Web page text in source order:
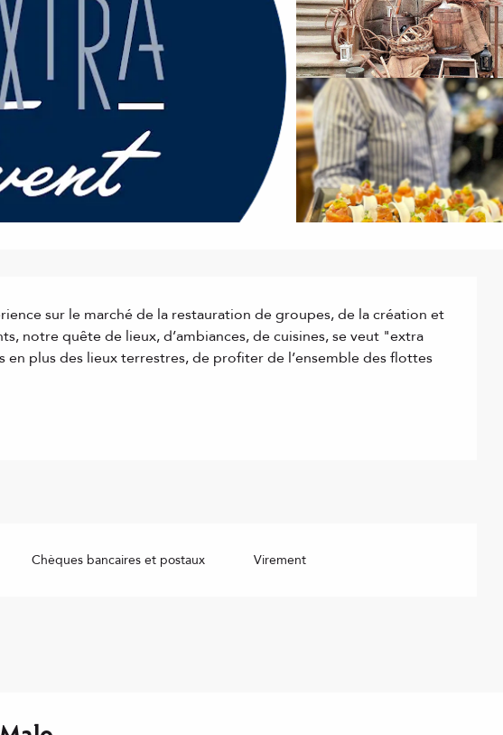
sur le marché de la restauration de groupes, de la création et
notre quête de lieux, d’ambiances, de cuisines, se veut "extra
en plus des lieux terrestres, de profiter de l’ensemble des flottes
Chèques bancaires et postaux Virement